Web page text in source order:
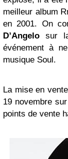
meilleur album
en 2001. On
D’Angelo sur
événement à
musique Soul.
La mise en
19 novembre
points de vente